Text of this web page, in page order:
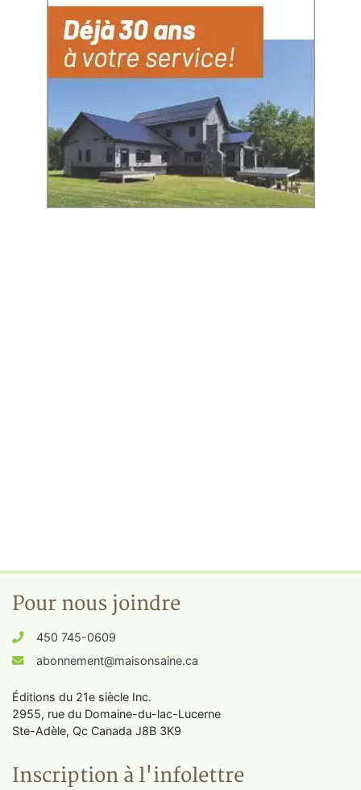
Pour nous joindre
450 745-0609
abonnement@maisonsaine.ca
Éditions du 21e siècle Inc.
2955, rue du Domaine-du-lac-Lucerne
Ste-Adèle, Qc Canada J8B 3K9
Inscription à l'infolettre